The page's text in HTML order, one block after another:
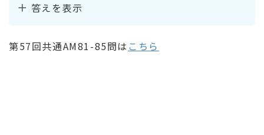
答えを表示
第57回共通AM81-85問は こちら